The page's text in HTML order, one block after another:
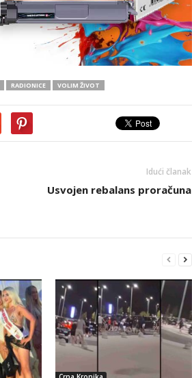
RADIONICE VOLIM ŽIVOT
Idući članak
Usvojen rebalans proračuna